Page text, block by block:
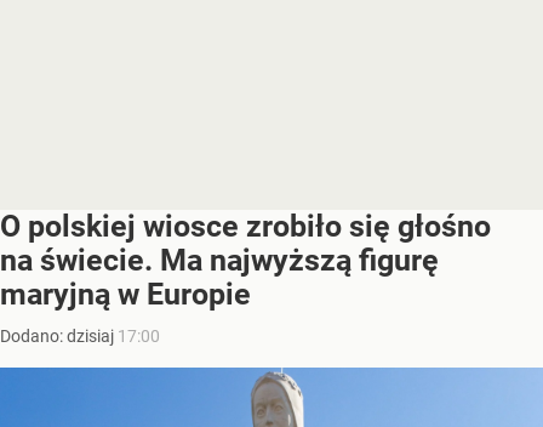
O polskiej wiosce zrobiło się głośno
na świecie. Ma najwyższą figurę
maryjną w Europie
Dodano:dzisiaj 17:00